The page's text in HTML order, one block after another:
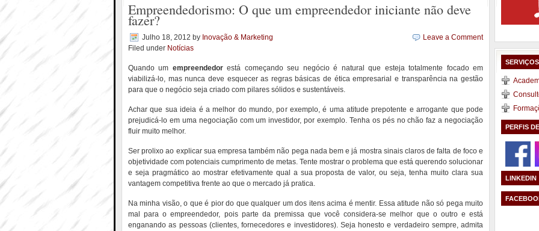
Empreendedorismo: O que um empreendedor iniciante não deve
fazer?
Julho 18, 2012 by Inovação & Marketing
Filed under Notícias
Leave a Comment
Quando um empreendedorestá começando seu negócio é natural que esteja totalmente focado em
viabilizá-lo, mas nunca deve esquecer as regras básicas de ética empresarial e transparência na gestão
para que o negócio seja criado com pilares sólidos e sustentáveis.
Achar que sua ideia é a melhor do mundo, por exemplo, é uma atitude prepotente e arrogante que pode
prejudicá-lo em uma negociação com um investidor, por exemplo. Tenha os pés no chão faz a negociação
fluir muito melhor.
Ser prolixo ao explicar sua empresa também não pega nada bem e já mostra sinais claros de falta de foco e
objetividade com potenciais cumprimento de metas. Tente mostrar o problema que está querendo solucionar
e seja pragmático ao mostrar efetivamente qual a sua proposta de valor, ou seja, tenha muito clara sua
vantagem competitiva frente ao que o mercado já pratica.
Na minha visão, o que é pior do que qualquer um dos itens acima é mentir. Essa atitude não só pega muito
mal para o empreendedor, pois parte da premissa que você considera-se melhor que o outro e está
enganando as pessoas (clientes, fornecedores e investidores). Seja honesto e verdadeiro sempre, admita
PERFIS
LINKEDIN